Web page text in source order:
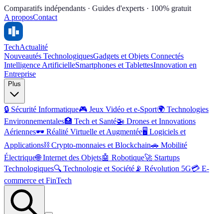
Comparatifs indépendants · Guides d'experts · 100% gratuit
A proposContact
TechActualité
Nouveautés TechnologiquesGadgets et Objets Connectés
Intelligence ArtificielleSmartphones et TablettesInnovation en
Entreprise
Plus
🔒 Sécurité Informatique🎮 Jeux Vidéo et e-Sport🌍 Technologies
Environnementales🏥 Tech et Santé🚁 Drones et Innovations
Aériennes🕶️ Réalité Virtuelle et Augmentée🖥️ Logiciels et
Applications⛓️ Crypto-monnaies et Blockchain🚗 Mobilité
Électrique🌐 Internet des Objets🤖 Robotique🚀 Startups
Technologiques🔍 Technologie et Société 📡 Révolution 5G💳 E-
commerce et FinTech